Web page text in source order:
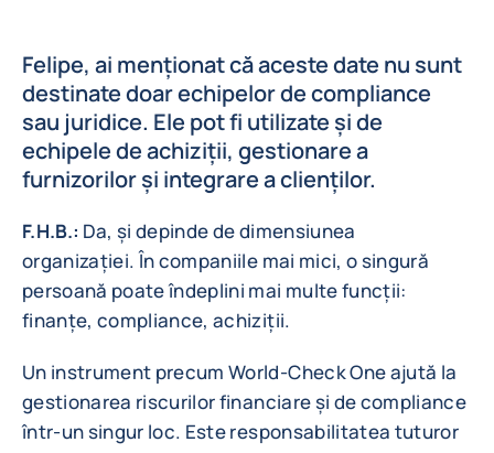
Felipe, ai menționat că aceste date nu sunt
destinate doar echipelor de compliance
sau juridice. Ele pot fi utilizate și de
echipele de achiziții, gestionare a
furnizorilor și integrare a clienților.
F.H.B.: Da, și depinde de dimensiunea
organizației. În companiile mai mici, o singură
persoană poate îndeplini mai multe funcții:
finanțe, compliance, achiziții.
Un instrument precum World-Check One ajută la
gestionarea riscurilor financiare și de compliance
într-un singur loc. Este responsabilitatea tuturor